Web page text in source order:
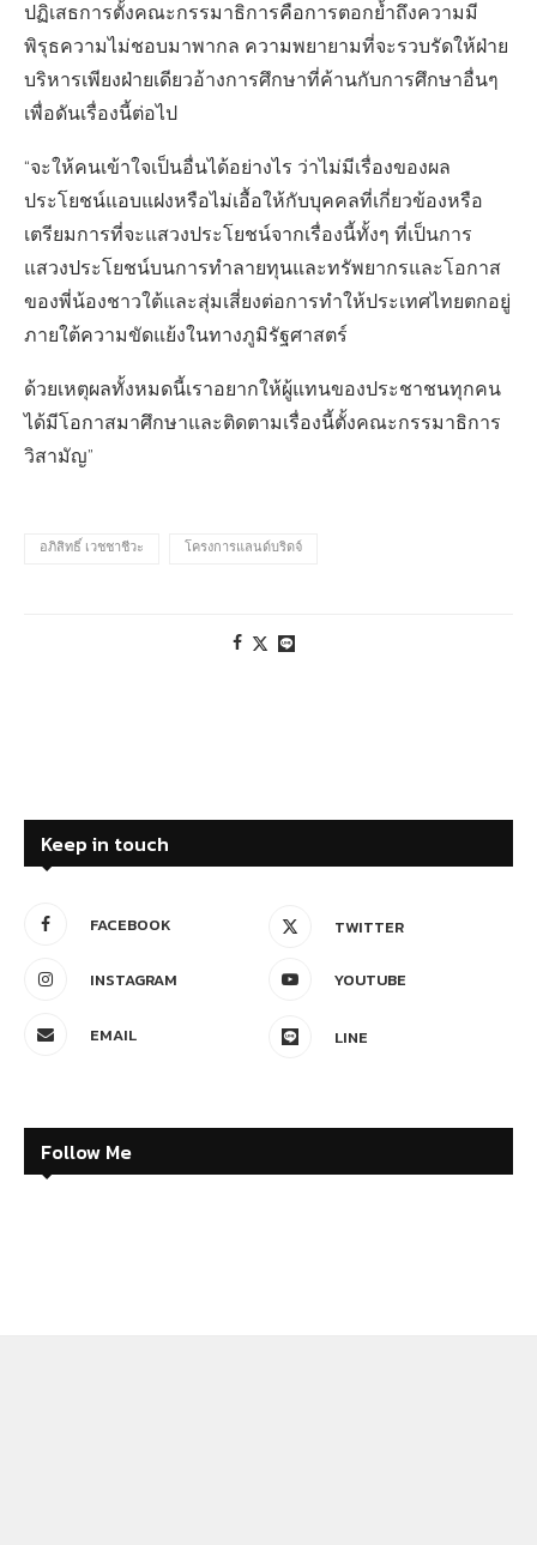
ปฏิเสธการตั้งคณะกรรมาธิการคือการตอกย้ำถึงความมี
พิรุธความไม่ชอบมาพากล ความพยายามที่จะรวบรัดให้ฝ่าย
บริหารเพียงฝ่ายเดียวอ้างการศึกษาที่ค้านกับการศึกษาอื่นๆ
เพื่อดันเรื่องนี้ต่อไป
“จะให้คนเข้าใจเป็นอื่นได้อย่างไร ว่าไม่มีเรื่องของผล
ประโยชน์แอบแฝงหรือไม่เอื้อให้กับบุคคลที่เกี่ยวข้องหรือ
เตรียมการที่จะแสวงประโยชน์จากเรื่องนี้ทั้งๆ ที่เป็นการ
แสวงประโยชน์บนการทำลายทุนและทรัพยากรและโอกาส
ของพี่น้องชาวใต้และสุ่มเสี่ยงต่อการทำให้ประเทศไทยตกอยู่
ภายใต้ความขัดแย้งในทางภูมิรัฐศาสตร์
ด้วยเหตุผลทั้งหมดนี้เราอยากให้ผู้แทนของประชาชนทุกคน
ได้มีโอกาสมาศึกษาและติดตามเรื่องนี้ตั้งคณะกรรมาธิการ
วิสามัญ”
อภิสิทธิ์ เวชชาชีวะ โครงการแลนด์บริดจ์
Keep in touch
FACEBOOK TWITTER
INSTAGRAM YOUTUBE
EMAIL LINE
Follow Me